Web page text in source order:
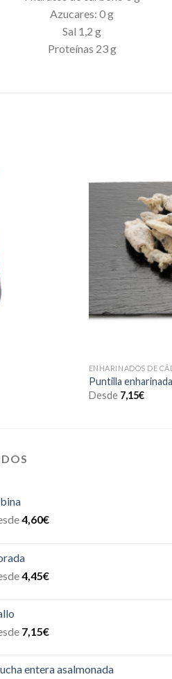
Azucares: 0 g
Sal 1,2 g
Proteínas 23 g
ENHARINADOS DE
Puntilla enharinada
Desde 7,15€
4,60€
4,45€
7,15€
entera asalmonada